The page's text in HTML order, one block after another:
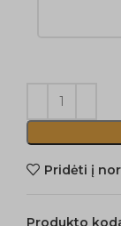
Pridėti į
Produkto